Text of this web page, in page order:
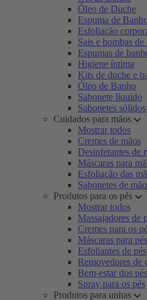
Óleo de Duche
Espuma de
Esfoliação
Sais e bombas de
Espumas de
Higiene íntima
Kits de duche e
Óleo de Banho
Sabonete líquido
Sabonetes sólidos
Cuidados para mãos
Mostrar todos
Cremes de mãos
Desinfetantes de
Máscaras para
Esfoliação das
Sabonetes de
Produtos para os pés
Mostrar todos
Massajadores de
Cremes para os
Máscaras para pés
Esfoliantes de pés
Removedores de
Bem-estar dos pés
Spray para os pés
Produtos para unhas